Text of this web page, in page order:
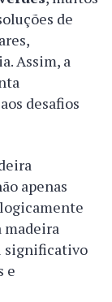
de
Assim, a
desafios
apenas
madeira
significativo
e